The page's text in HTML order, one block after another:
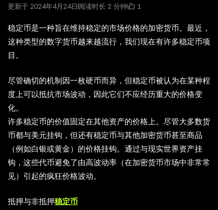
更新于 2024年4月24日 阅读时长 2 分钟 1
稳定币是一种旨在维持稳定的市场价格的加密货币。最近，
这种类型的数字货币越来越流行，我们现在有许多稳定币项
目。
尽管确切的机制因一枚硬币而异，但稳定币被认为在某种程
度上可以抵抗市场波动，因此它们不应经历重大的价格变
化。
许多稳定币的价值固定在其他资产的价格上。尽管大多数货
币都与美元挂钩，但还有稳定币与其他加密货币甚至商品
（例如白银或黄金）的价格挂钩。通过与现实世界资产挂
钩，这些代币避免了由高波动率（在加密货币市场中非常常
见）引起的疯狂价格波动。
抵押与非抵押稳定币